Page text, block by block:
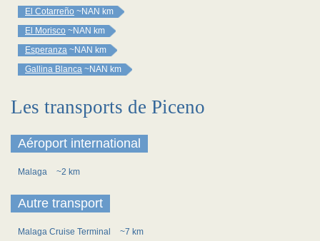
El Cotarreño ~NAN km
El Morisco ~NAN km
Esperanza ~NAN km
Gallina Blanca ~NAN km
Les transports de Piceno
Aéroport international
Malaga ~2 km
Autre transport
Malaga Cruise Terminal ~7 km